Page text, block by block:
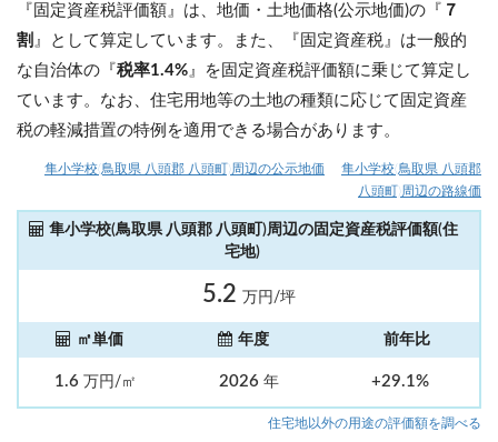
『固定資産税評価額』は、地価・土地価格(公示地価)の『 ７
割 』として算定しています。また、『固定資産税』は一般的
な自治体の『税率1.4% 』を固定資産税評価額に乗じて算定し
ています。なお、住宅用地等の土地の種類に応じて固定資産
税の軽減措置の特例を適用できる場合があります。
隼小学校(鳥取県 八頭郡 八頭町)周辺の公示地価
隼小学校(鳥取県 八頭郡
八頭町)周辺の路線価
隼小学校(鳥取県 八頭郡 八頭町)周辺の固定資産税評価額(住
宅地)
5.2 万円/坪
㎡単価 年度 前年比
1.6 万円/㎡ 2026 年 +29.1%
住宅地以外の用途の評価額を調べる